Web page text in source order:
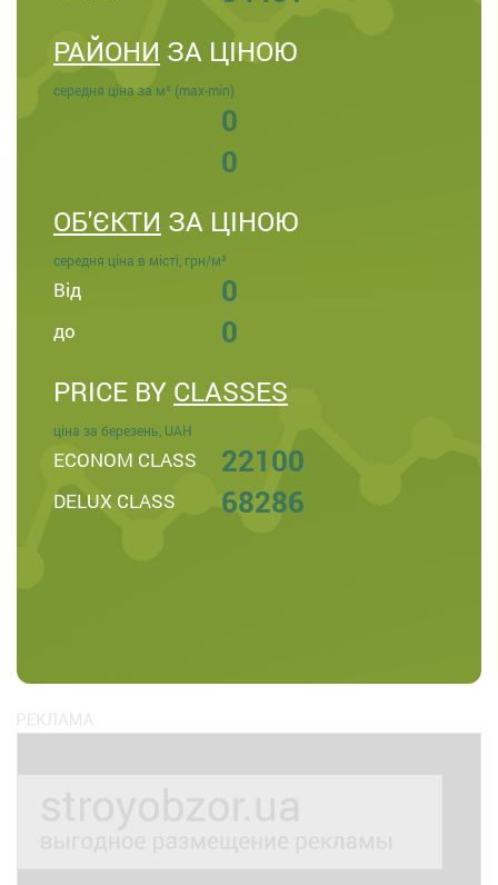
РАЙОНИ ЗА ЦІНОЮ
середня ціна за м² (max-min)
0
0
ОБ'ЄКТИ ЗА ЦІНОЮ
середня ціна в місті, грн/м²
Від 0
до 0
PRICE BY CLASSES
ціна за березень, UAH
ECONOM CLASS 22100
DELUX CLASS 68286